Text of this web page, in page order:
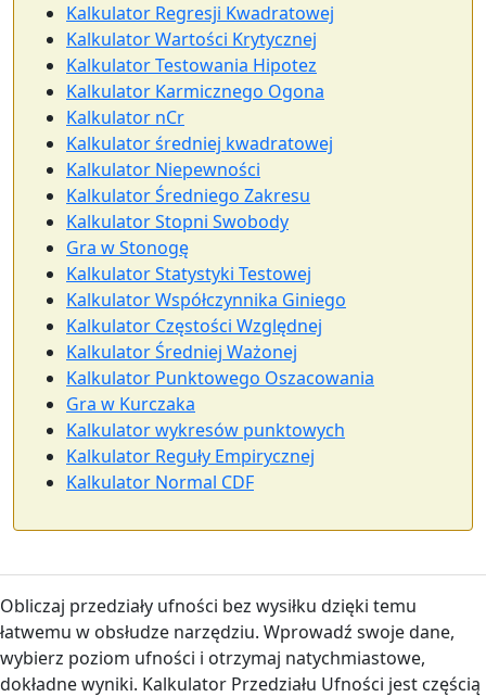
Kalkulator Regresji Kwadratowej
Kalkulator Wartości Krytycznej
Kalkulator Testowania Hipotez
Kalkulator Karmicznego Ogona
Kalkulator nCr
Kalkulator średniej kwadratowej
Kalkulator Niepewności
Kalkulator Średniego Zakresu
Kalkulator Stopni Swobody
Gra w Stonogę
Kalkulator Statystyki Testowej
Kalkulator Współczynnika Giniego
Kalkulator Częstości Względnej
Kalkulator Średniej Ważonej
Kalkulator Punktowego Oszacowania
Gra w Kurczaka
Kalkulator wykresów punktowych
Kalkulator Reguły Empirycznej
Kalkulator Normal CDF
Obliczaj przedziały ufności bez wysiłku dzięki temu
łatwemu w obsłudze narzędziu. Wprowadź swoje dane,
wybierz poziom ufności i otrzymaj natychmiastowe,
dokładne wyniki. Kalkulator Przedziału Ufności jest częścią